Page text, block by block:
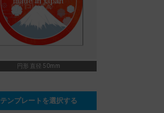
円形 直径 50mm
テンプレートを選択する